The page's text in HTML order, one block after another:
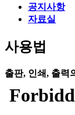
공지사항
자료실
사용법
출판, 인쇄, 출력